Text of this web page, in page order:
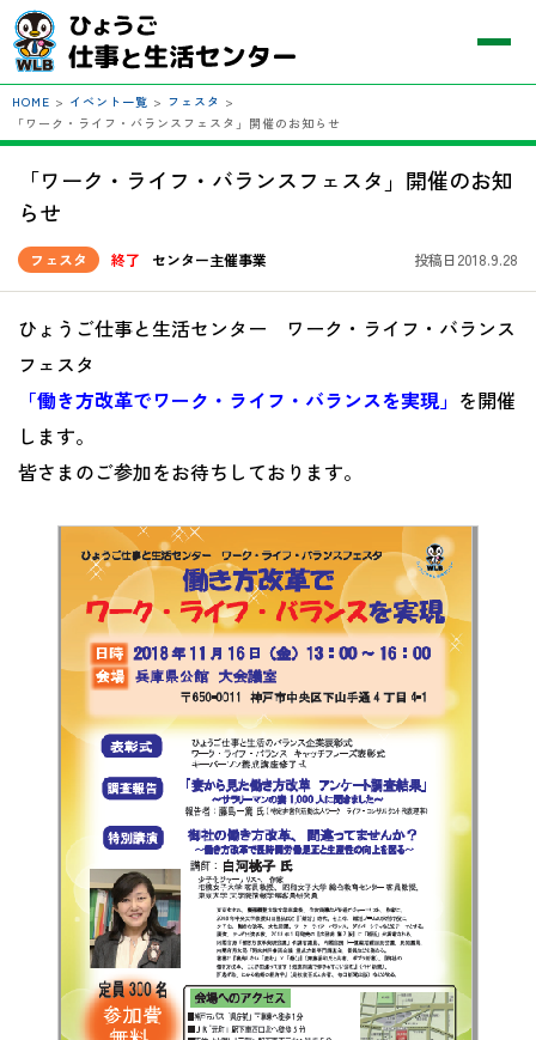
HOME > イベント一覧 > フェスタ >
「ワーク・ライフ・バランスフェスタ」開催のお知らせ
「ワーク・ライフ・バランスフェスタ」開催のお知
らせ
フェスタ 終了 センター主催事業 投稿日2018.9.28
ひょうご仕事と生活センター ワーク・ライフ・バランス
フェスタ
「働き方改革でワーク・ライフ・バランスを実現」 を開催
します。
皆さまのご参加をお待ちしております。